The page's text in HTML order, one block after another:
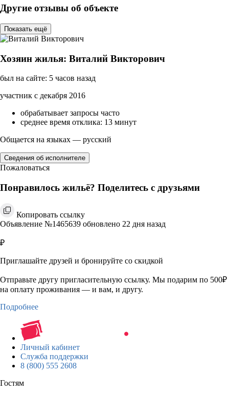
Другие отзывы об объекте
Показать ещё
Хозяин жилья: Виталий Викторович
был на сайте: 5 часов назад
участник с декабря 2016
обрабатывает запросы часто
среднее время отклика: 13 минут
Общается на языках — русский
Сведения об исполнителе
Пожаловаться
Понравилось жильё? Поделитесь с друзьями
Копировать ссылку
Объявление №1465639 обновлено 22 дня назад
₽
Приглашайте друзей и бронируйте со скидкой
Отправьте другу пригласительную ссылку. Мы подарим по 500₽
на оплату проживания — и вам, и другу.
Подробнее
Личный кабинет
Служба поддержки
8 (800) 555 2608
Гостям